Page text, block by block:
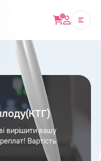
0
вирішити вашу
Вартість